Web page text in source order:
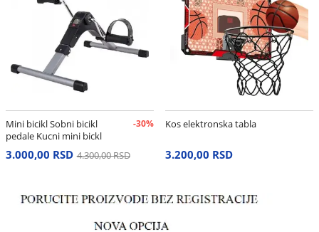
Mini bicikl Sobni bicikl
pedale Kucni mini bickl
-30%
3.000,00 RSD 4.300,00 RSD
Kos elektronska tabla
3.200,00 RSD